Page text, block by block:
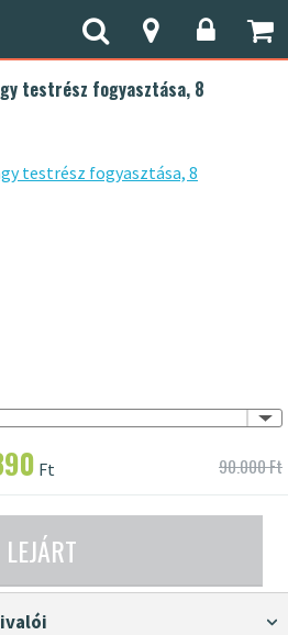
testrész fogyasztása, 8
Ft 90.000 Ft
LEJÁRT